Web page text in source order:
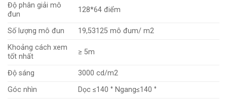
Độ phân giải mô
đun
128*64 điểm
Số lượng mô đun
19,53125 mô đum/ m2
Khoảng cách xem
tốt nhất
≥ 5m
Độ sáng
3000 cd/m2
Góc nhìn
Dọc ≤140 ° Ngang≤140 °